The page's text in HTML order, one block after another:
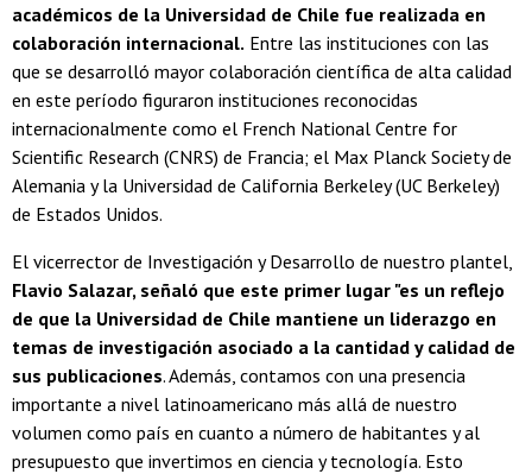
académicos de la Universidad de Chile fue realizada en
colaboración internacional. Entre las instituciones con las
que se desarrolló mayor colaboración científica de alta calidad
en este período figuraron instituciones reconocidas
internacionalmente como el French National Centre for
Scientific Research (CNRS) de Francia; el Max Planck Society de
Alemania y la Universidad de California Berkeley (UC Berkeley)
de Estados Unidos.
El vicerrector de Investigación y Desarrollo de nuestro plantel,
Flavio Salazar, señaló que este primer lugar "es un reflejo
de que la Universidad de Chile mantiene un liderazgo en
temas de investigación asociado a la cantidad y calidad de
sus publicaciones. Además, contamos con una presencia
importante a nivel latinoamericano más allá de nuestro
volumen como país en cuanto a número de habitantes y al
presupuesto que invertimos en ciencia y tecnología. Esto